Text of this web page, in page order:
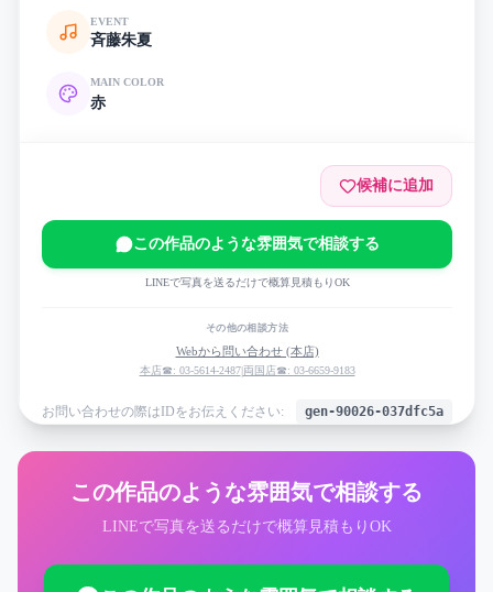
EVENT
斉藤朱夏
MAIN COLOR
赤
候補に追加
この作品のような雰囲気で相談する
LINEで写真を送るだけで概算見積もりOK
その他の相談方法
Webから問い合わせ (本店)
本店☎: 03-5614-2487|両国店☎: 03-6659-9183
お問い合わせの際はIDをお伝えください: gen-90026-037dfc5a
この作品のような雰囲気で相談する
LINEで写真を送るだけで概算見積もりOK